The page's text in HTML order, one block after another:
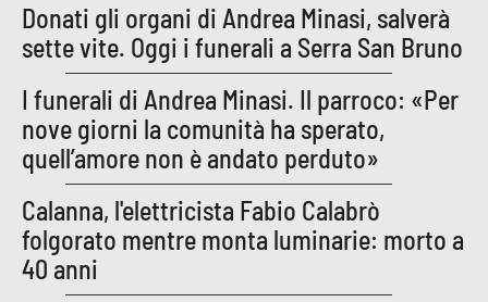
Imprese Di Calabria
Le perfidie di Antonella Grippo
Venti di comunicazione
STREAMING
LaC TV
Donati gli organi di Andrea Minasi, salverà
sette vite. Oggi i funerali a Serra San Bruno
I funerali di Andrea Minasi. Il parroco: «Per
nove giorni la comunità ha sperato,
quell’amore non è andato perduto»
Calanna, l'elettricista Fabio Calabrò
folgorato mentre monta luminarie: morto a
40 anni